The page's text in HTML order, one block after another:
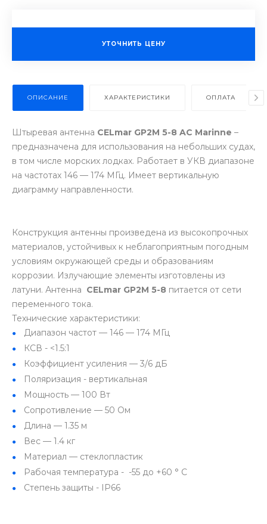
УТОЧНИТЬ ЦЕНУ
ОПИСАНИЕ ХАРАКТЕРИСТИКИ ОПЛАТА
Штыревая антенна CELmar GP2M 5-8 AC Marinne –
предназначена для использования на небольших судах,
в том числе морских лодках. Работает в УКВ диапазоне
на частотах 146 — 174 МГц. Имеет вертикальную
диаграмму направленности.
Конструкция антенны произведена из высокопрочных
материалов, устойчивых к неблагоприятным погодным
условиям окружающей среды и образованиям
коррозии. Излучающие элементы изготовлены из
латуни. Антенна CELmar GP2M 5-8 питается от сети
переменного тока.
Технические характеристики:
Диапазон частот — 146 — 174 МГц
КСВ - <1.5:1
Коэффициент усиления — 3/6 дБ
Поляризация - вертикальная
Мощность — 100 Вт
Сопротивление — 50 Ом
Длина — 1.35 м
Вес — 1.4 кг
Материал — стеклопластик
Рабочая температура - -55 до +60 ° C
Степень защиты - IP66